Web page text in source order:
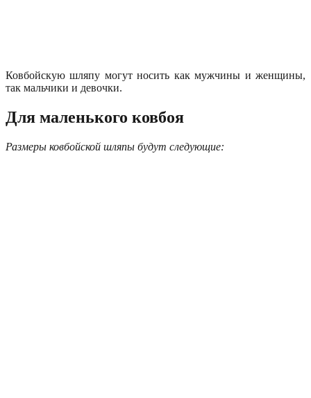
Ковбойскую шляпу могут носить как мужчины и женщины,
так мальчики и девочки.
Для маленького ковбоя
Размеры ковбойской шляпы будут следующие: